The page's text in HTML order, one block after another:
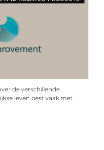
de verschillende
leven best vaak met